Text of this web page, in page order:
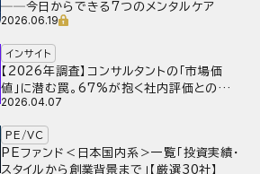
──今日からできる7つのメンタルケア
2026.06.19
インサイト
【2026年調査】コンサルタントの「市場価
値」に潜む罠。67%が抱く社内評価との乖
離と、採用側が抱く“本音”の懸念とは
2026.04.07
PE/VC
PEファンド＜日本国内系＞一覧「投資実績・
スタイルから創業背景まで」【厳選30社】